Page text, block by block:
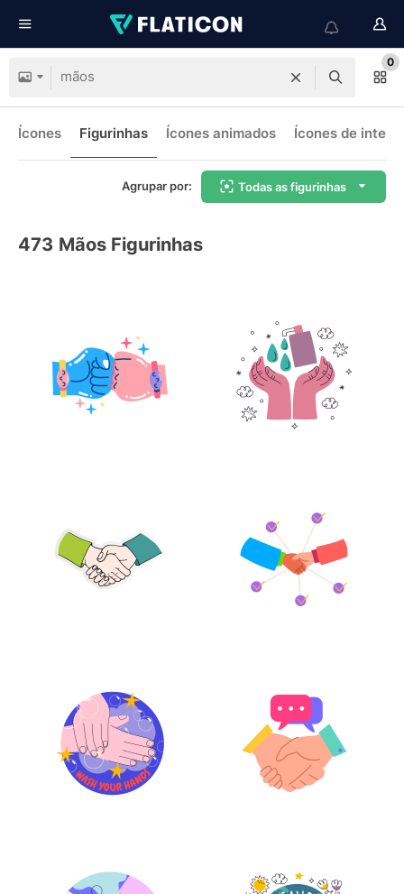
0
Ícones Figurinhas Ícones animados Ícones de
Agrupar por: Todas as figurinhas
473 Mãos Figurinhas